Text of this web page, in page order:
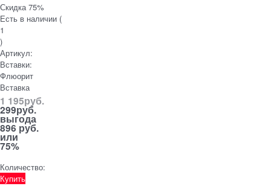
Скидка 75%
Есть в наличии (
1
)
Артикул:
Вставки:
Флюорит
Вставка
1 195руб.
299руб.
выгода
896 руб.
или
75%
Количество:
Купить